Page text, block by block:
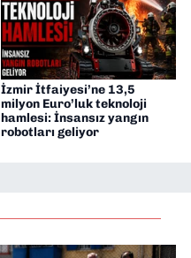
İzmir İtfaiyesi’ne 13,5
milyon Euro’luk teknoloji
hamlesi: İnsansız yangın
robotları geliyor